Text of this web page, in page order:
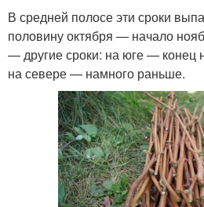
В средней полосе эти сроки
половину октября — начало
— другие сроки: на юге — конец
на севере — намного раньше.